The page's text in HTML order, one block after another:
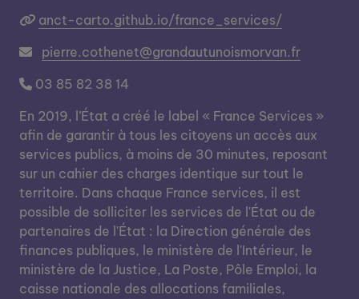
anct-carto.github.io/france_services/
pierre.cothenet@grandautunoismorvan.fr
03 85 82 38 14
En 2019, l’État a créé le label « France Services »
afin de garantir à tous les citoyens un accès aux
services publics, à moins de 30 minutes, reposant
sur un cahier des charges identique sur tout le
territoire. Dans chaque France services, il est
possible de solliciter les services de l'État ou de
partenaires de l'État : la Direction générale des
finances publiques, le ministère de l'Intérieur, le
ministère de la Justice, La Poste, Pôle Emploi, la
caisse nationale des allocations familiales,